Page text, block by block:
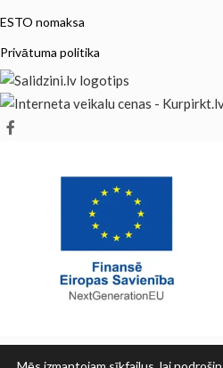
ESTO nomaksa
Privātuma politika